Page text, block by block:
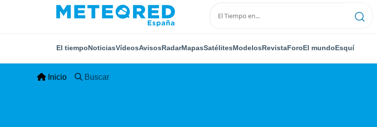
El tiempoNoticiasVídeosAvisosRadarMapasSatélitesModelosRevistaForoEl mundoEsquí
Inicio Buscar